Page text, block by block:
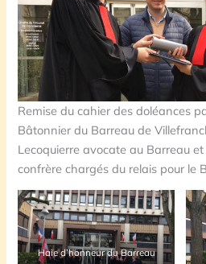
Remise du cahier des doléances
Bâtonnier du Barreau de
Lecoquierre avocate au Barreau
confrère chargés du relais pour le
Haie d’honneur du Barreau